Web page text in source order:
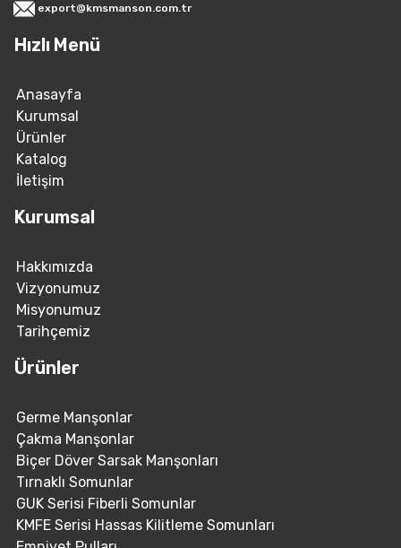
export@kmsmanson.com.tr
Hızlı Menü
Anasayfa
Kurumsal
Ürünler
Katalog
İletişim
Kurumsal
Hakkımızda
Vizyonumuz
Misyonumuz
Tarihçemiz
Ürünler
Germe Manşonlar
Çakma Manşonlar
Biçer Döver Sarsak Manşonları
Tırnaklı Somunlar
GUK Serisi Fiberli Somunlar
KMFE Serisi Hassas Kilitleme Somunları